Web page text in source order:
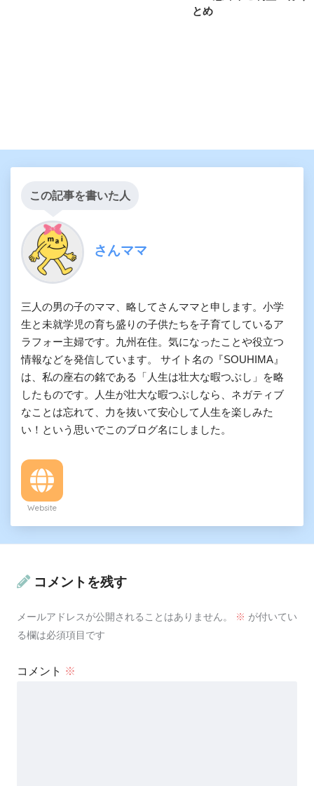
とめ
この記事を書いた人
さんママ
三人の男の子のママ、略してさんママと申します。小学
生と未就学児の育ち盛りの子供たちを子育てしているア
ラフォー主婦です。九州在住。気になったことや役立つ
情報などを発信しています。 サイト名の『SOUHIMA』
は、私の座右の銘である「人生は壮大な暇つぶし」を略
したものです。人生が壮大な暇つぶしなら、ネガティブ
なことは忘れて、力を抜いて安心して人生を楽しみた
い！という思いでこのブログ名にしました。
Website
コメントを残す
メールアドレスが公開されることはありません。 ※ が付いてい
る欄は必須項目です
コメント ※